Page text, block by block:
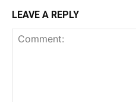
LEAVE A REPLY